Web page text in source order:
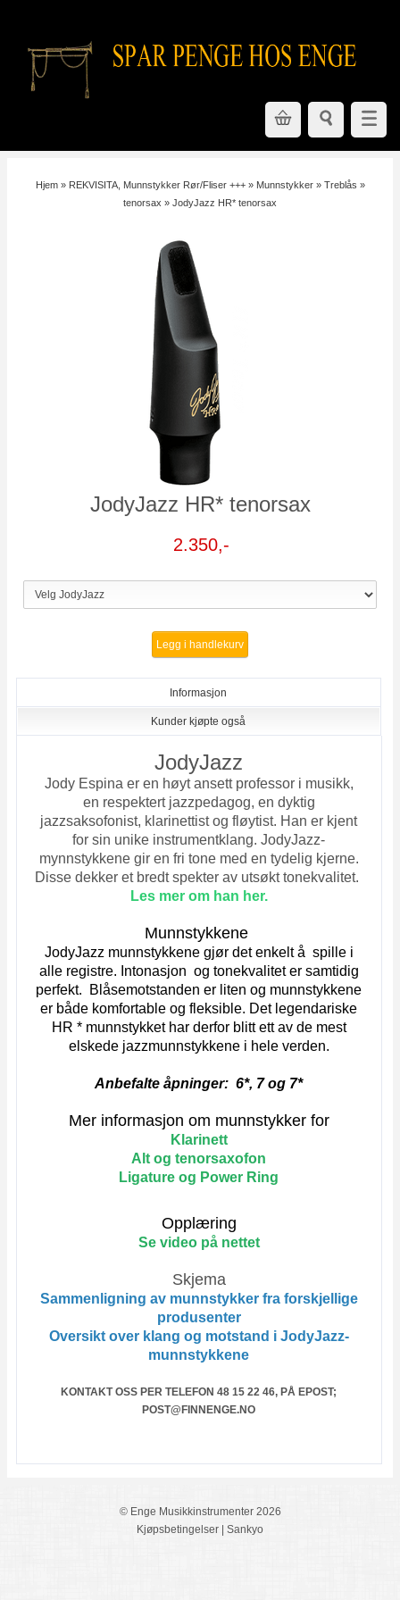
Hjem» REKVISITA, Munnstykker Rør/Fliser +++» Munnstykker» Treblås »
tenorsax » JodyJazz HR* tenorsax
JodyJazz HR* tenorsax
2.350,-
Legg i handlekurv
Informasjon
Kunder kjøpte også
JodyJazz
Jody Espina er en høyt ansett professor i musikk,
en respektert jazzpedagog, en dyktig
jazzsaksofonist, klarinettist og fløytist. Han er kjent
for sin unike instrumentklang. JodyJazz-
mynnstykkene gir en fri tone med en tydelig kjerne.
Disse dekker et bredt spekter av utsøkt tonekvalitet.
Les mer om han her.
Munnstykkene
JodyJazz munnstykkene gjør det enkelt å spille i
alle registre. Intonasjon og tonekvalitet er samtidig
perfekt. Blåsemotstanden er liten og munnstykkene
er både komfortable og fleksible. Det legendariske
HR * munnstykket har derfor blitt ett av de mest
elskede jazzmunnstykkene i hele verden.
Anbefalte åpninger: 6*, 7 og 7*
Mer informasjon om munnstykker for
Klarinett
Alt og tenorsaxofon
Ligature og Power Ring
Opplæring
Se video på nettet
Skjema
Sammenligning av munnstykker fra forskjellige
produsenter
Oversikt over klang og motstand i JodyJazz-
munnstykkene
KONTAKT OSS PER TELEFON 48 15 22 46, PÅ EPOST;
POST@FINNENGE.NO
© Enge Musikkinstrumenter 2026
Kjøpsbetingelser | Sankyo